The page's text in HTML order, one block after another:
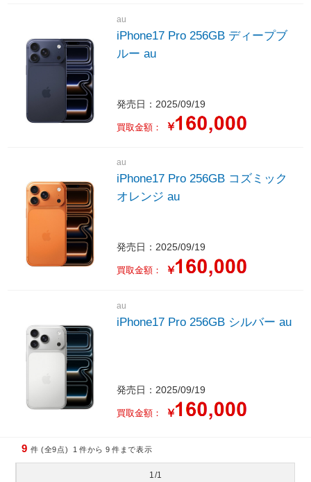
au
iPhone17 Pro 256GB ディープブ
ルー au
発売日：2025/09/19
買取金額： ￥
au
iPhone17 Pro 256GB コズミック
オレンジ au
発売日：2025/09/19
買取金額： ￥
au
iPhone17 Pro 256GB シルバー au
発売日：2025/09/19
買取金額： ￥
9 件 (全9点) 1 件から 9 件まで表示
1/1